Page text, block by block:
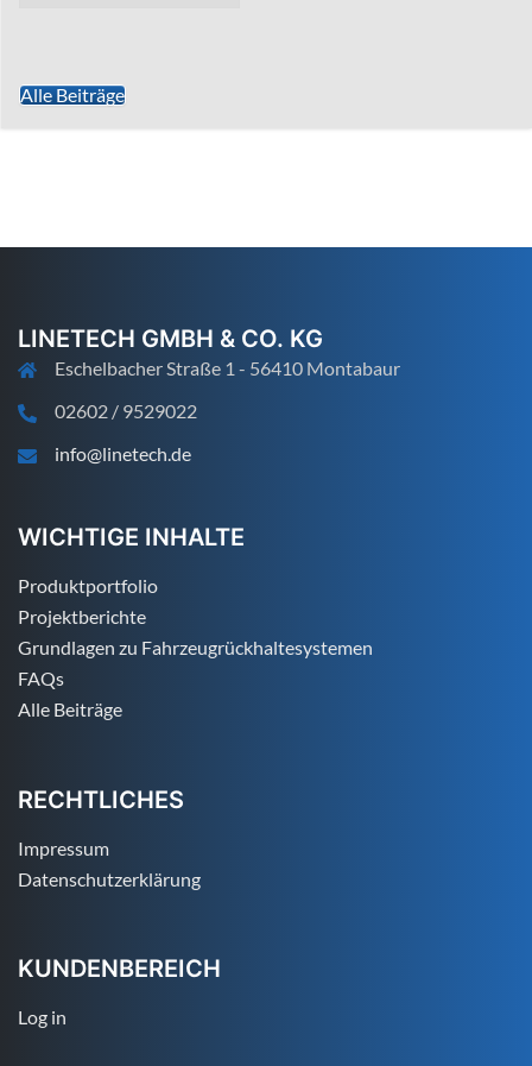
Alle Beiträge
LINETECH GMBH & CO. KG
Eschelbacher Straße 1 - 56410 Montabaur
02602 / 9529022
info@linetech.de
WICHTIGE INHALTE
Produktportfolio
Projektberichte
Grundlagen zu Fahrzeugrückhaltesystemen
FAQs
Alle Beiträge
RECHTLICHES
Impressum
Datenschutzerklärung
KUNDENBEREICH
Log in